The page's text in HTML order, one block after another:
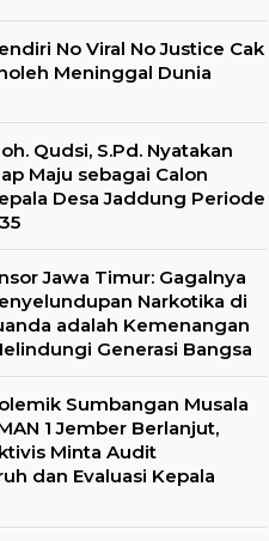
No Viral No Justice Cak
Meninggal Dunia
Qudsi, S.Pd. Nyatakan
Maju sebagai Calon
Desa Jaddung Periode
Jawa Timur: Gagalnya
Narkotika di
adalah Kemenangan
Generasi Bangsa
Sumbangan Musala
1 Jember Berlanjut,
Minta Audit
dan Evaluasi Kepala